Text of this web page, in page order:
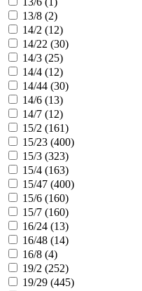
13/8 (2)
14/2 (12)
14/22 (30)
14/3 (25)
14/4 (12)
14/44 (30)
14/6 (13)
14/7 (12)
15/2 (161)
15/23 (400)
15/3 (323)
15/4 (163)
15/47 (400)
15/6 (160)
15/7 (160)
16/24 (13)
16/48 (14)
16/8 (4)
19/2 (252)
19/29 (445)